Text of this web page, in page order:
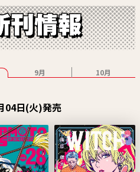
9月 10月
04日(火)発売